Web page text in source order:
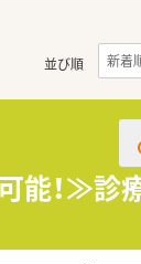
並び順
能！≫診